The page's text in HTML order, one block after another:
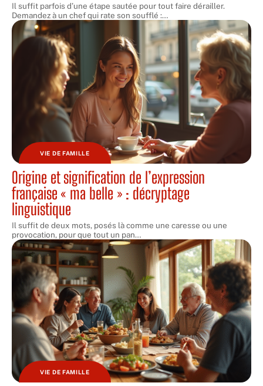
Il suffit parfois d’une étape sautée pour tout faire dérailler.
Demandez à un chef qui rate son soufflé :…
VIE DE FAMILLE
Origine et signification de l’expression
française « ma belle » : décryptage
linguistique
Il suffit de deux mots, posés là comme une caresse ou une
provocation, pour que tout un pan…
VIE DE FAMILLE